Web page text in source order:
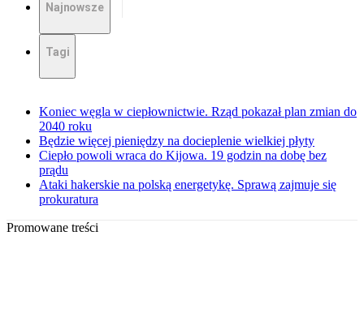
Najnowsze
Tagi
Koniec węgla w ciepłownictwie. Rząd pokazał plan zmian do
2040 roku
Będzie więcej pieniędzy na docieplenie wielkiej płyty
Ciepło powoli wraca do Kijowa. 19 godzin na dobę bez
prądu
Ataki hakerskie na polską energetykę. Sprawą zajmuje się
prokuratura
Promowane treści